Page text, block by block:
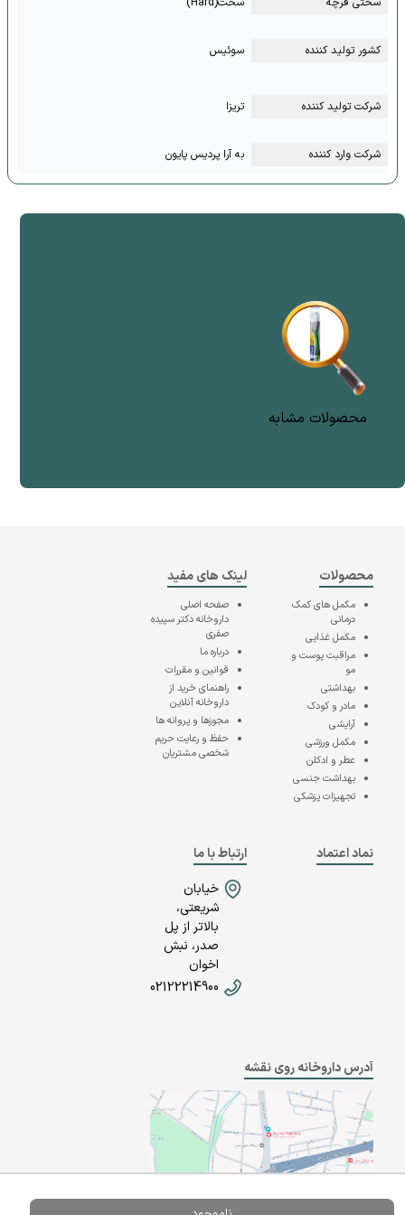
کشور تولید کننده سوئیس
شرکت تولید کننده تریزا
شرکت وارد کننده به آرا پردیس پایون
محصولات مشابه
محصولات
مکمل های کمک
درمانی
مکمل غذایی
مراقبت پوست و
مو
بهداشتی
مادر و کودک
آرایشی
مکمل ورزشی
عطر و ادکلن
بهداشت جنسی
تجهیزات پزشکی
لینک های مفید
صفحه اصلی
داروخانه دکتر سپیده
صفری
درباره ما
قوانین و مقررات
راهنمای خرید از
داروخانه آنلاین
مجوزها و پروانه ها
حفظ و رعایت حریم
شخصی مشتریان
نماد اعتماد
ارتباط با ما
خیابان
شریعتی،
بالاتر از پل
صدر، نبش
اخوان
02122214900
آدرس داروخانه روی نقشه